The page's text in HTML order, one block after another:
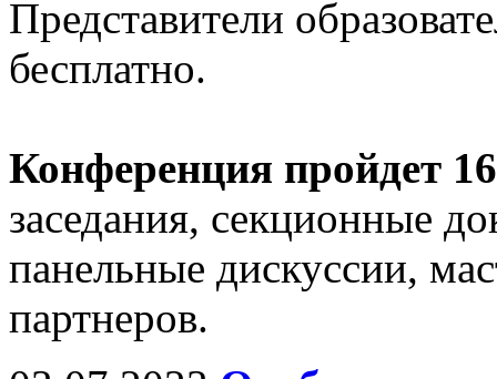
Представители
бесплатно.
Конференция пройдет
заседания, секционные
панельные дискуссии,
партнеров.